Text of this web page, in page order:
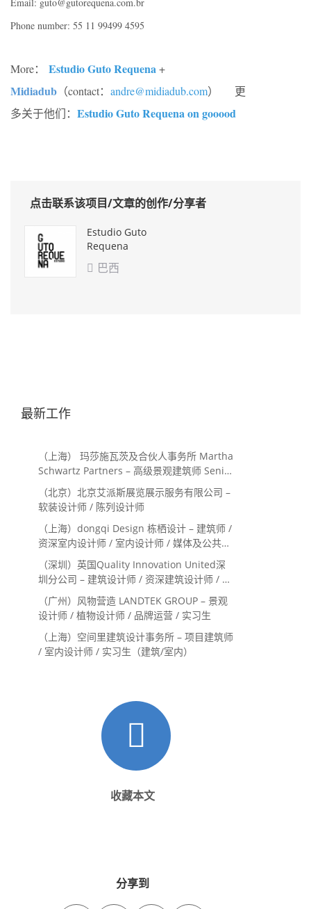
Phone number: 55 11 99499 4595
More： Estudio Guto Requena+
Midiadub （contact： andre@midiadub.com） 更
多关于他们： Estudio Guto Requena on gooood
点击联系该项目/文章的创作/分享者
Estudio Guto
Requena
 巴西
最新工作
（上海） 玛莎施瓦茨及合伙人事务所 Martha
Schwartz Partners – 高级景观建筑师 Senior
Landscape Designer / 景观建筑师
Landscape Designer
（北京）北京艾派斯展览展示服务有限公司 –
软装设计师 / 陈列设计师
（上海）dongqi Design 栋栖设计 – 建筑师 /
资深室内设计师 / 室内设计师 / 媒体及公共关
系主管 / 设计实习生（常年招聘）
（深圳）英国Quality Innovation United深
圳分公司 – 建筑设计师 / 资深建筑设计师 / 室
内设计师 / 设计实习生
（广州）风物营造 LANDTEK GROUP – 景观
设计师 / 植物设计师 / 品牌运营 / 实习生
（上海）空间里建筑设计事务所 – 项目建筑师
/ 室内设计师 / 实习生（建筑/室内）
收藏本文
分享到